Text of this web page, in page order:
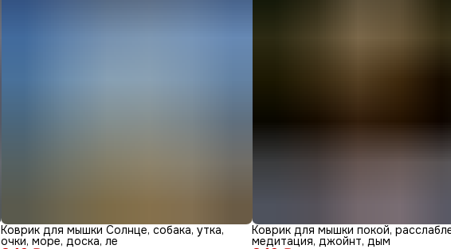
Коврик для мышки Солнце, собака, утка,
очки, море, доска, ле
Коврик для мышки покой,
медитация, джойнт, дым